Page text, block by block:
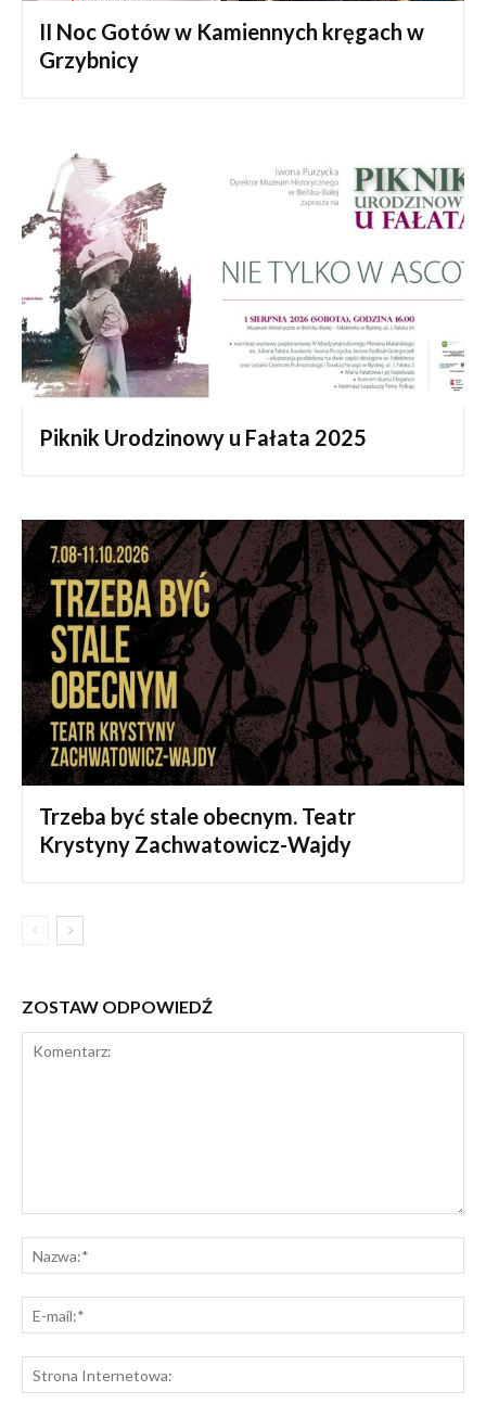
II Noc Gotów w Kamiennych kręgach w
Grzybnicy
Piknik Urodzinowy u Fałata 2025
Trzeba być stale obecnym. Teatr
Krystyny Zachwatowicz-Wajdy
ZOSTAW ODPOWIEDŹ